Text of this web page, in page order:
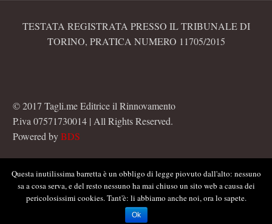
TESTATA REGISTRATA PRESSO IL TRIBUNALE DI
TORINO, PRATICA NUMERO 11705/2015
© 2017 Tagli.me Editrice il Rinnovamento
P.iva 07571730014 | All Rights Reserved.
Powered byBDS
Questa inutilissima barretta è un obbligo di legge piovuto dall'alto: nessuno
sa a cosa serva, e del resto nessuno ha mai chiuso un sito web a causa dei
pericolosissimi cookies. Tant'è: li abbiamo anche noi, ora lo sapete.
Ok